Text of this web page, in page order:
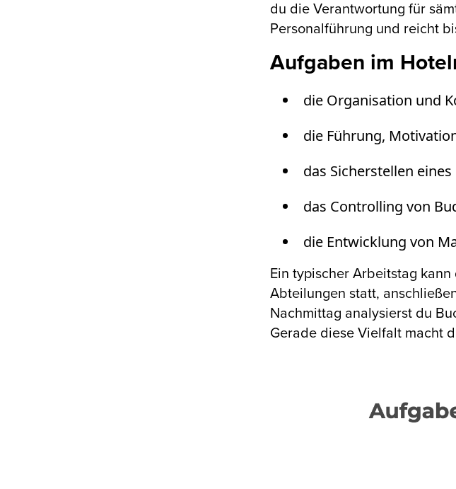
du die Verantwortung für
Personalführung und reicht
Aufgaben im
die Organisation und
die Führung,
das Sicherstellen
das Controlling von
die Entwicklung von
Ein typischer Arbeitstag
Abteilungen statt,
Nachmittag analysierst du
Gerade diese Vielfalt macht